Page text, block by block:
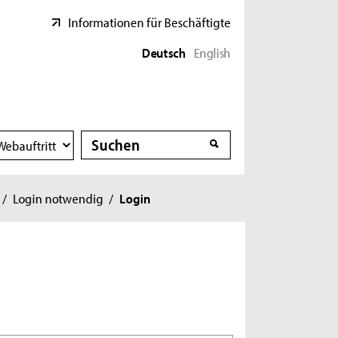
Informationen für Beschäftigte
Deutsch English
Suche
Suche
/ Login notwendig / Login